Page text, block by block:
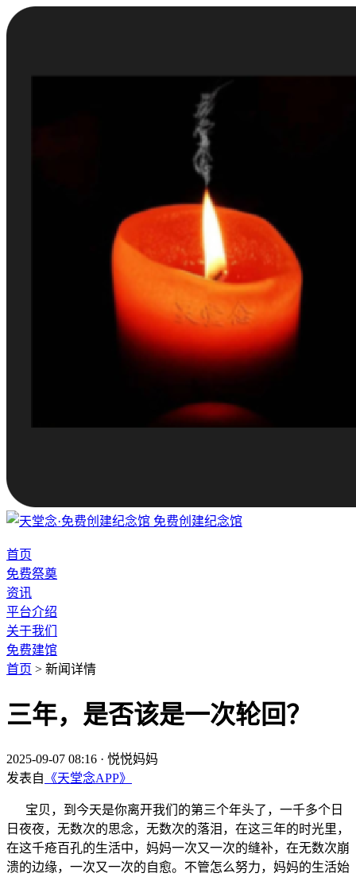
免费创建纪念馆
首页
免费祭奠
资讯
平台介绍
关于我们
免费建馆
首页 > 新闻详情
三年，是否该是一次轮回？
2025-09-07 08:16 · 悦悦妈妈
发表自 《天堂念APP》
宝贝，到今天是你离开我们的第三个年头了，一千多个日
日夜夜，无数次的思念，无数次的落泪，在这三年的时光里，
在这千疮百孔的生活中，妈妈一次又一次的缝补，在无数次崩
溃的边缘，一次又一次的自愈。不管怎么努力，妈妈的生活始